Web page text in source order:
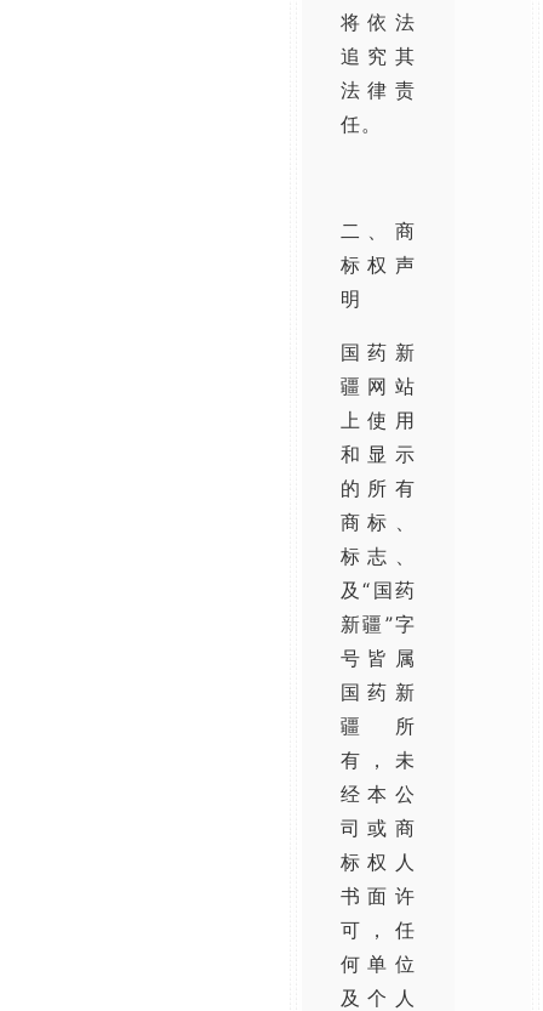
将依法
追究其
法律责
任。
二、商
标权声
明
国药新
疆网站
上使用
和显示
的所有
商标、
标志、
及“国药
新疆”字
号皆属
国药新
疆所
有，未
经本公
司或商
标权人
书面许
可，任
何单位
及个人